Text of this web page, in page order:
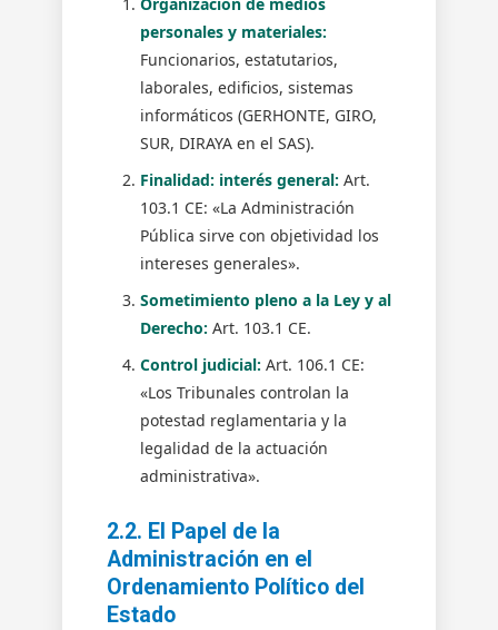
personales y materiales:
Funcionarios, estatutarios,
laborales, edificios, sistemas
informáticos (GERHONTE, GIRO,
SUR, DIRAYA en el SAS).
Finalidad: interés general: Art.
103.1 CE: «La Administración
Pública sirve con objetividad los
intereses generales».
Sometimiento pleno a la Ley y al
Derecho: Art. 103.1 CE.
Control judicial: Art. 106.1 CE:
«Los Tribunales controlan la
potestad reglamentaria y la
legalidad de la actuación
administrativa».
2.2. El Papel de la
Administración en el
Ordenamiento Político del
Estado